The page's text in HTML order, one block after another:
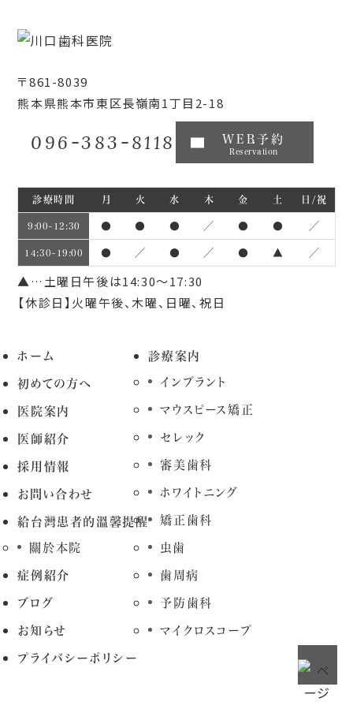
〒861-8039
熊本県熊本市東区長嶺南1丁目2-18
096-383-8118 WEB予約
Reservation
診療時間 月 火 水 木 金 土 日/祝
9:00~12:30 ● ● ● ／ ● ● ／
14:30~19:00 ● ／ ● ／ ● ▲ ／
▲…土曜日午後は14:30～17:30
【休診日】火曜午後、木曜、日曜、祝日
ホーム
初めての方へ
医院案内
医師紹介
採用情報
お問い合わせ
給台灣患者的溫馨提醒
關於本院
症例紹介
ブログ
お知らせ
プライバシーポリシー
診療案内
インプラント
マウスピース矯正
セレック
審美歯科
ホワイトニング
矯正歯科
虫歯
歯周病
予防歯科
マイクロスコープ